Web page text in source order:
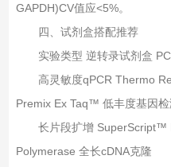
GAPDH)CV值应<5%。
四、‌试剂盒搭配推荐‌
实验类型‌ ‌逆转录试剂盒‌
高灵敏度qPCR‌ Thermo
Premix Ex Taq™ 低丰度基因检
长片段扩增‌ SuperScript™
Polymerase 全长cDNA克隆